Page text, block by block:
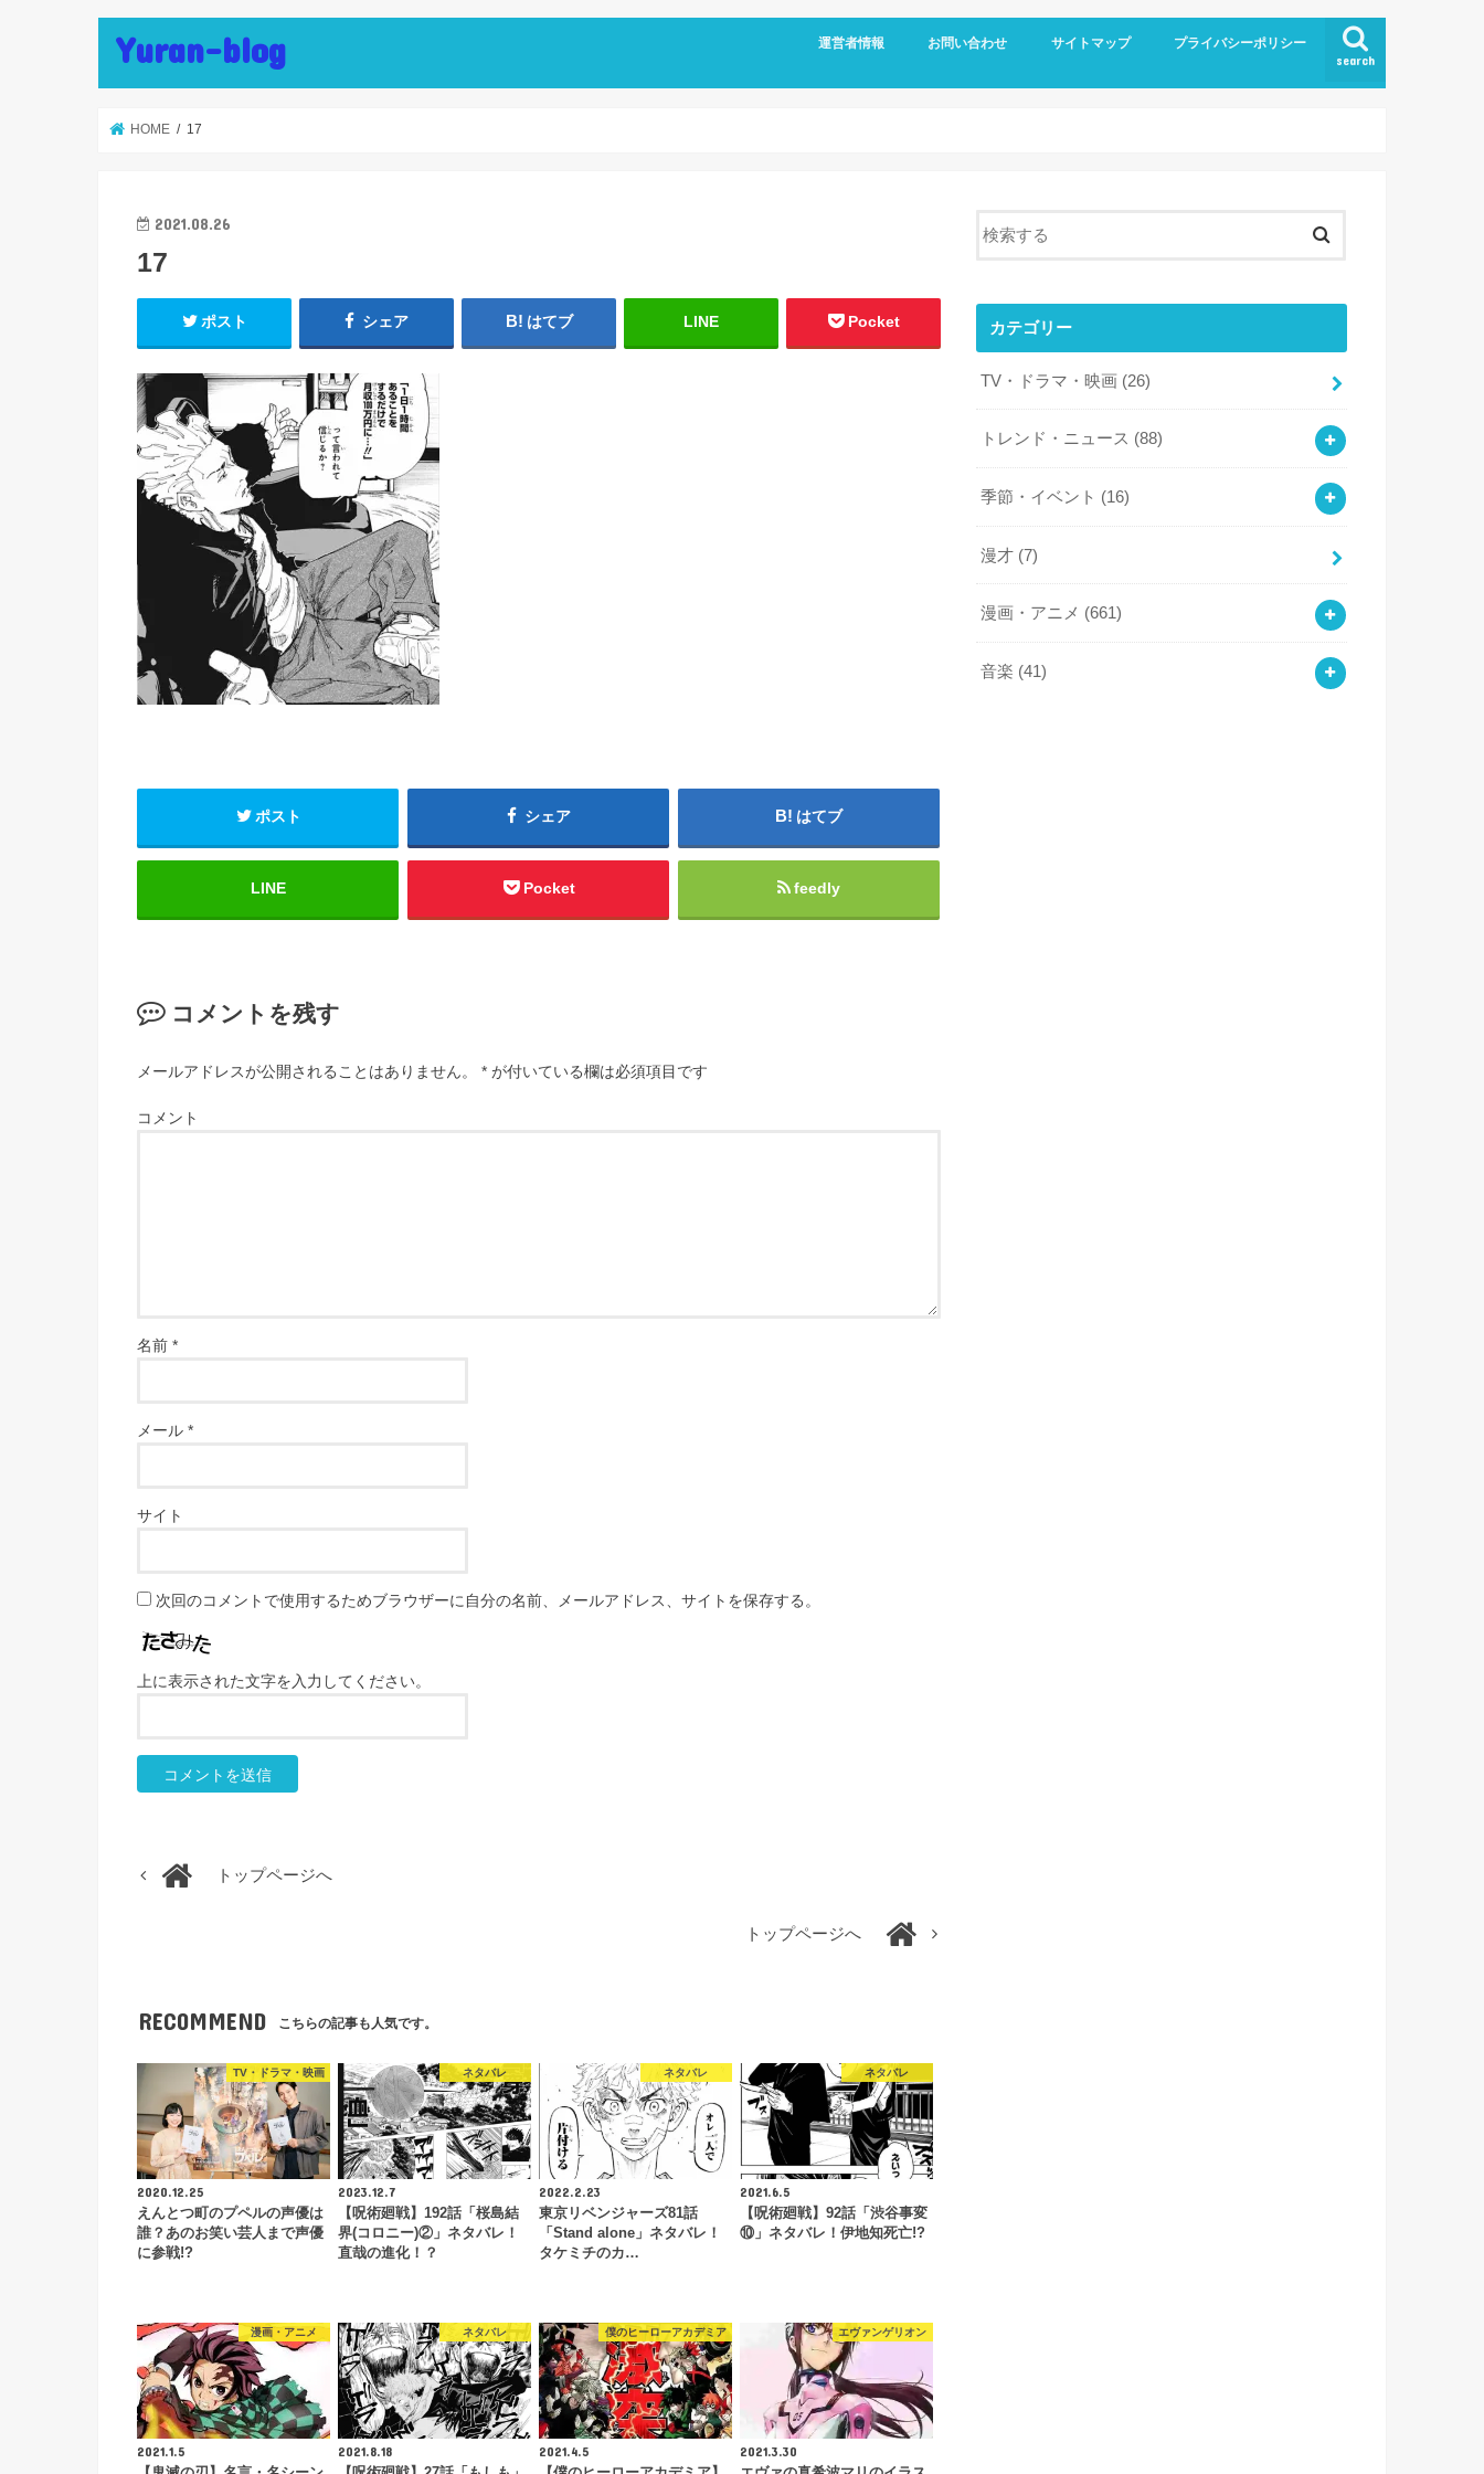
Yuran-blog search
運営者情報 お問い合わせ サイトマップ プライバシーポリシー
HOME 17
2021.08.26
17
ポスト シェア はてブ LINE Pocket
ポスト シェア はてブ
LINE Pocket feedly
コメントを残す
メールアドレスが公開されることはありません。 * が付いている欄は必須項目です
コメント
名前 *
メール *
サイト
次回のコメントで使用するためブラウザーに自分の名前、メールアドレス、サイトを保存する。
上に表示された文字を入力してください。
トップページへ
トップページへ
RECOMMEND こちらの記事も人気です。
TV・ドラマ・映画
2020.12.25
えんとつ町のプペルの声優は
誰？あのお笑い芸人まで声優
に参戦!?
ネタバレ
2023.12.7
【呪術廻戦】192話「桜島結
界(コロニー)②」ネタバレ！
直哉の進化！？
ネタバレ
2022.2.23
東京リベンジャーズ81話
「Stand alone」ネタバレ！
タケミチのカ…
ネタバレ
2021.6.5
【呪術廻戦】92話「渋谷事変
⑩」ネタバレ！伊地知死亡!?
漫画・アニメ
2021.1.5
ネタバレ
2021.8.18
僕のヒーローアカデミア
2021.4.5
エヴァンゲリオン
2021.3.30
カテゴリー
TV・ドラマ・映画 (26)
トレンド・ニュース (88)
季節・イベント (16)
漫才 (7)
漫画・アニメ (661)
音楽 (41)